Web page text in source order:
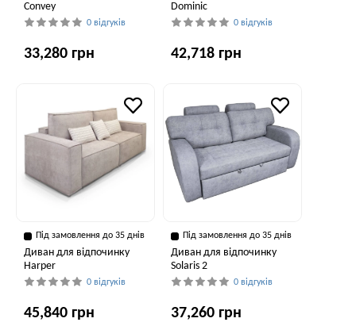
Convey
0 відгуків
33,280 грн
Dominic
0 відгуків
42,718 грн
Під замовлення до 35 днів
Диван для відпочинку
Harper
0 відгуків
45,840 грн
Під замовлення до 35 днів
Диван для відпочинку
Solaris 2
0 відгуків
37,260 грн